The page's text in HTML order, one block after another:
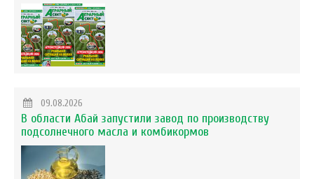
09.08.2026
В области Абай запустили завод по производству
подсолнечного масла и комбикормов